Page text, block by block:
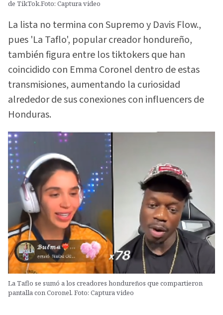
de TikTok.Foto: Captura video
La lista no termina con Supremo y Davis Flow.,
pues 'La Taflo', popular creador hondureño,
también figura entre los tiktokers que han
coincidido con Emma Coronel dentro de estas
transmisiones, aumentando la curiosidad
alrededor de sus conexiones con influencers de
Honduras.
La Taflo se sumó a los creadores hondureños que compartieron
pantalla con Coronel. Foto: Captura video